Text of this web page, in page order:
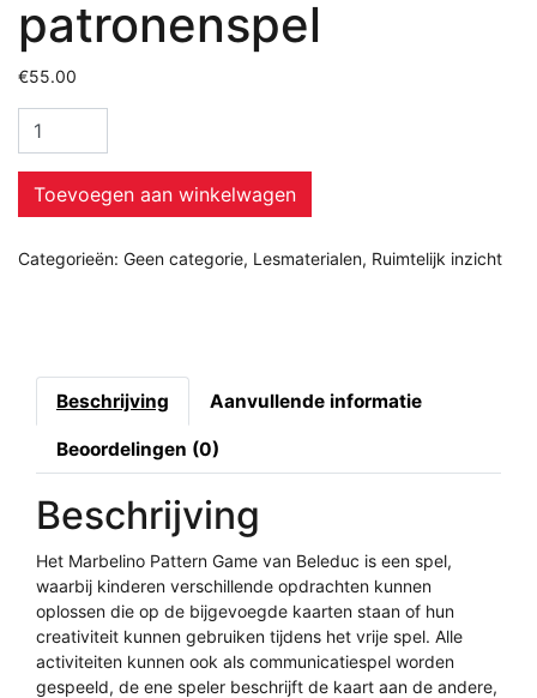
patronenspel
€55.00
Toevoegen aan winkelwagen
Categorieën: Geen categorie, Lesmaterialen, Ruimtelijk inzicht
Beschrijving Aanvullende informatie
Beoordelingen (0)
Beschrijving
Het Marbelino Pattern Game van Beleduc is een spel,
waarbij kinderen verschillende opdrachten kunnen
oplossen die op de bijgevoegde kaarten staan of hun
creativiteit kunnen gebruiken tijdens het vrije spel. Alle
activiteiten kunnen ook als communicatiespel worden
gespeeld, de ene speler beschrijft de kaart aan de andere,